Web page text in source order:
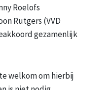
Roelofs
Rutgers (VVD
gezamenlijk
welkom om hierbij